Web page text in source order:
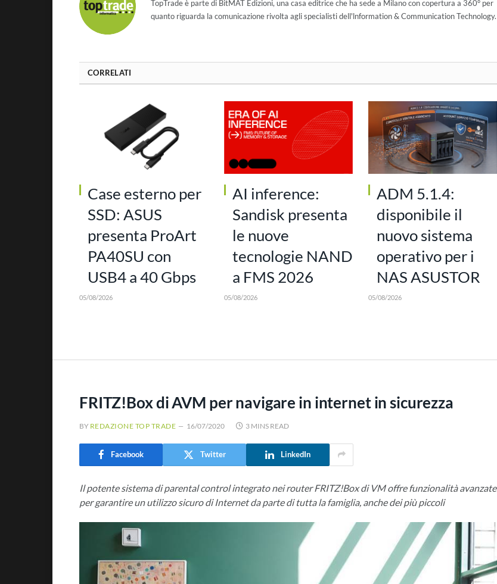
TopTrade è parte di BitMAT Edizioni, una casa editrice che ha sede a Milano con copertura a 360° per
quanto riguarda la comunicazione rivolta agli specialisti dell'lnformation & Communication Technology.
CORRELATI
Case esterno per
SSD: ASUS
presenta ProArt
PA40SU con
USB4 a 40 Gbps
05/08/2026
AI inference:
Sandisk presenta
le nuove
tecnologie NAND
a FMS 2026
05/08/2026
ADM 5.1.4:
disponibile il
nuovo sistema
operativo per i
NAS ASUSTOR
05/08/2026
FRITZ!Box di AVM per navigare in internet in sicurezza
BY REDAZIONE TOP TRADE 16/07/2020 3 MINS READ
Facebook Twitter LinkedIn
Il potente sistema di parental control integrato nei router FRITZ!Box di VM offre funzionalità avanzate
per garantire un utilizzo sicuro di Internet da parte di tutta la famiglia, anche dei più piccoli